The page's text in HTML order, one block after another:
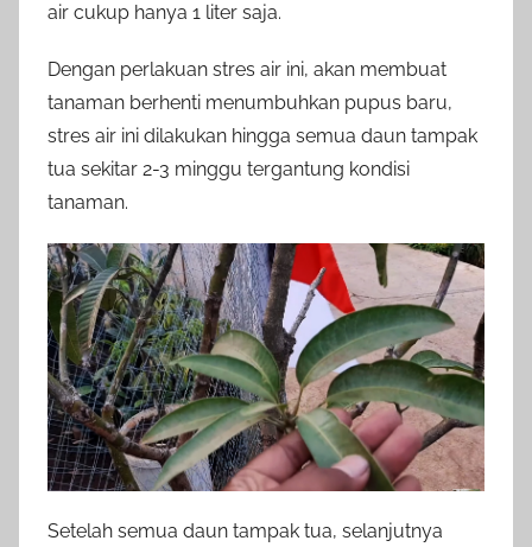
air cukup hanya 1 liter saja.
Dengan perlakuan stres air ini, akan membuat
tanaman berhenti menumbuhkan pupus baru,
stres air ini dilakukan hingga semua daun tampak
tua sekitar 2-3 minggu tergantung kondisi
tanaman.
Setelah semua daun tampak tua, selanjutnya